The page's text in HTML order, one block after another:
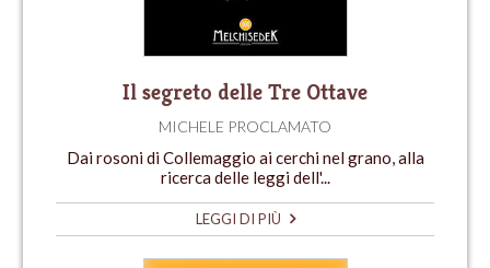
Il segreto delle Tre Ottave
MICHELE PROCLAMATO
Dai rosoni di Collemaggio ai cerchi nel grano, alla
ricerca delle leggi dell'...
LEGGI DI PIÙ